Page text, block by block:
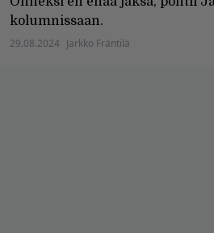
kolumnissaan.
29.08.2024 Jarkko Fräntilä